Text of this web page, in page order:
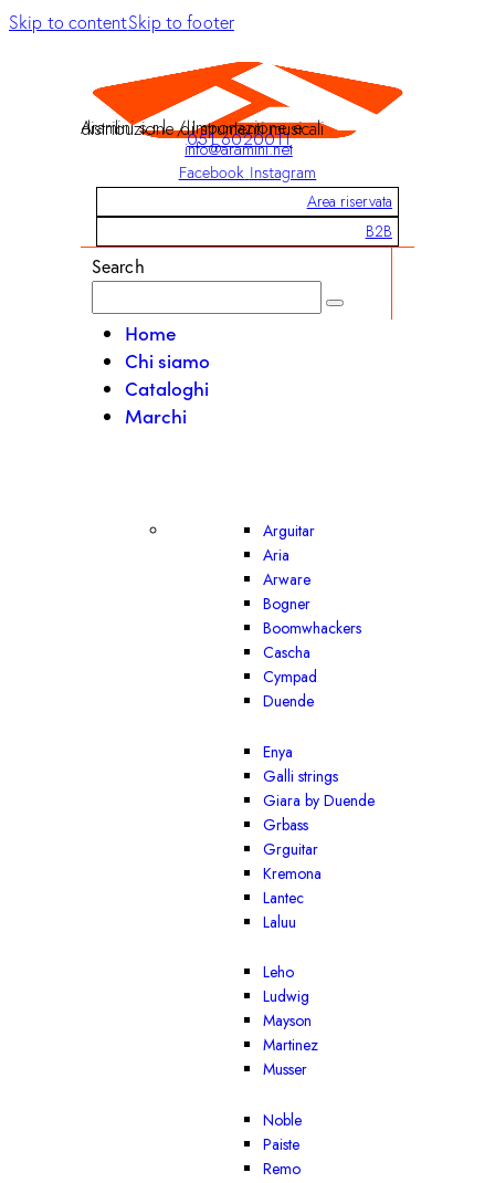
Skip to contentSkip to footer
Aramini s.r.l. / Importazione e distribuzione di strumenti musicali
051 6020011
info@aramini.net
Facebook Instagram
Area riservata
B2B
Search
Home
Chi siamo
Cataloghi
Marchi
Arguitar
Aria
Arware
Bogner
Boomwhackers
Cascha
Cympad
Duende
Enya
Galli strings
Giara by Duende
Grbass
Grguitar
Kremona
Lantec
Laluu
Leho
Ludwig
Mayson
Martinez
Musser
Noble
Paiste
Remo